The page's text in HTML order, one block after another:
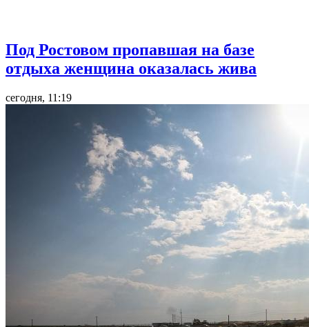
Под Ростовом пропавшая на базе
отдыха женщина оказалась жива
сегодня, 11:19